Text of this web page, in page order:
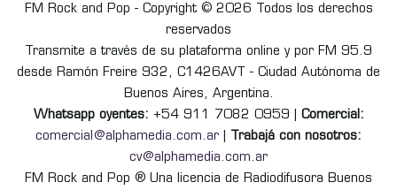
FM Rock and Pop - Copyright © 2026 Todos los derechos
reservados
Transmite a través de su plataforma online y por FM 95.9
desde Ramón Freire 932, C1426AVT - Ciudad Autónoma de
Buenos Aires, Argentina.
Whatsapp oyentes: +54 911 7082 0959 | Comercial:
comercial@alphamedia.com.ar
Trabajá con nosotros:
cv@alphamedia.com.ar
FM Rock and Pop ® Una licencia de Radiodifusora Buenos